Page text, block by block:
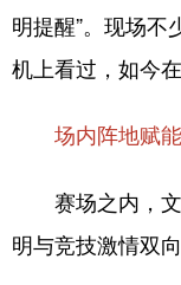
明提醒”。现场不
机上看过，如今
场内阵地赋能
赛场之内，文
明与竞技激情双向